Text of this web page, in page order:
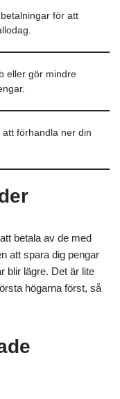
för att
eller gör mindre
förhandla ner din
betala av de med
att spara dig pengar
blir lägre. Det är lite
högarna först, så